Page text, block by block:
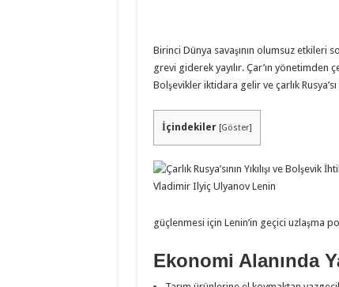
Birinci Dünya savaşının olumsuz etkileri
grevi giderek yayılır. Çar’ın yönetimden
Bolşevikler iktidara gelir ve çarlık Rusya’sı
İçindekiler [Göster]
Vladimir Ilyiç Ulyanov Lenin
güçlenmesi için Lenin’in geçici uzlaşma
Ekonomi Alanında